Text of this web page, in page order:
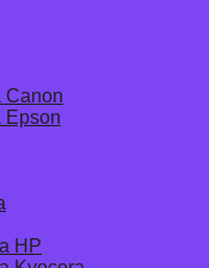
Canon
Epson
HP